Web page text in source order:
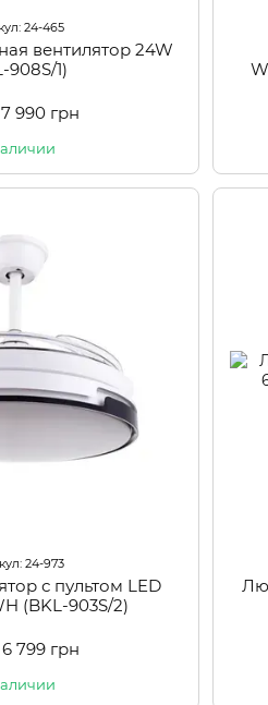
24-465
вентилятор 24W
908S/1)
7 990 грн
24-973
с пультом LED
(BKL-903S/2)
6 799 грн